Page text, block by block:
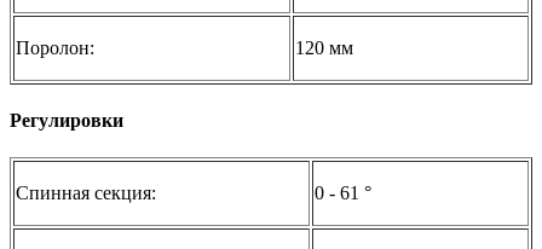
Поролон: 120 мм
Регулировки
Спинная секция: 0 - 61 °